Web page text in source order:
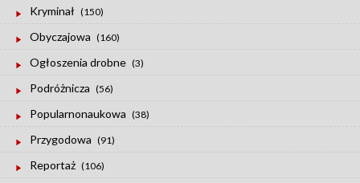
Kryminał (150)
Obyczajowa (160)
Ogłoszenia drobne (3)
Podróżnicza (56)
Popularnonaukowa (38)
Przygodowa (91)
Reportaż (106)